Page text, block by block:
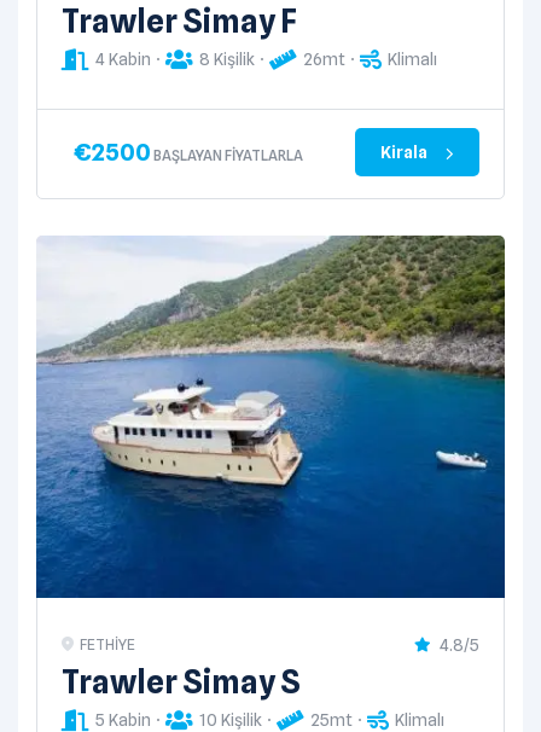
Trawler Simay F
4 Kabin 8 Kişilik 26mt Klimalı
€2500 BAŞLAYAN FIYATLARLA Kirala
FETHIYE 4.8/5
Trawler Simay S
5 Kabin 10 Kişilik 25mt Klimalı